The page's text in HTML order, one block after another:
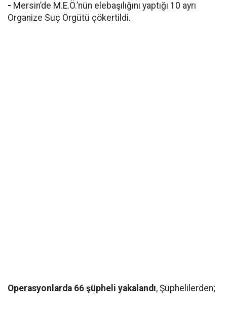
- Mersin’de M.E.Ö.’nün elebaşılığını yaptığı 10 ayrı
Organize Suç Örgütü çökertildi.
Operasyonlarda 66 şüpheli yakalandı, Şüphelilerden;